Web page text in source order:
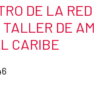
DE LA
DE
CARIBE
of the news item